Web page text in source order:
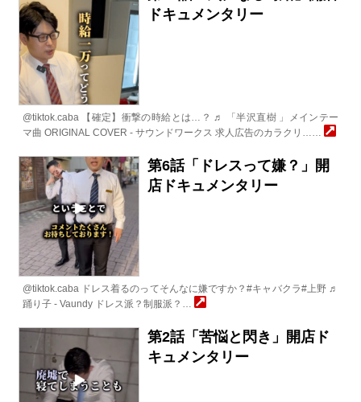
ドキュメンタリー
@tiktok.caba 【確定】衝撃の時給とは…？ ♬ 「半沢直樹 」メインテー
マ曲 ORIGINAL COVER - サウンドワークス 求人広告のカラクリ……
第6話「ドレスって嫌？」開
店ドキュメンタリー
@tiktok.caba ドレス着るのってそんなに嫌ですか？#キャバクラ#上野 ♬
踊り子 - Vaundy ドレス派？制服派？…
第2話「苦悩と閃き」開店ド
キュメンタリー